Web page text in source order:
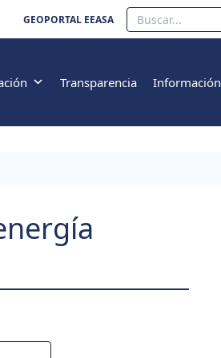
GEOPORTAL EEASA Buscar
Transparencia Información